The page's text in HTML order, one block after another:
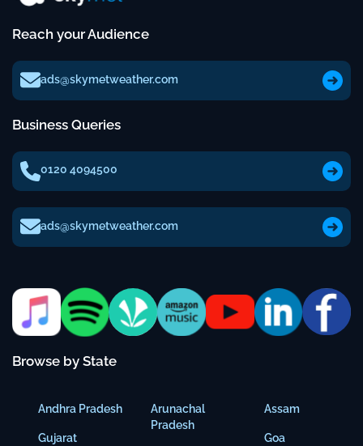
Reach your Audience
ads@skymetweather.com
Business Queries
0120 4094500
ads@skymetweather.com
Browse by State
Andhra Pradesh
Gujarat
Arunachal
Pradesh
Assam
Goa